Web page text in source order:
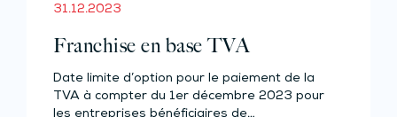
31.12.2023
Franchise en base TVA
Date limite d’option pour le paiement de la
TVA à compter du 1er décembre 2023 pour